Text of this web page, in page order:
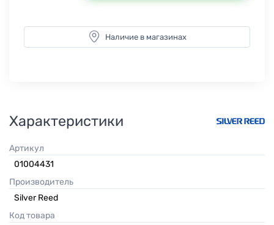
Наличие в магазинах
Характеристики
Артикул
01004431
Производитель
Silver Reed
Код товара